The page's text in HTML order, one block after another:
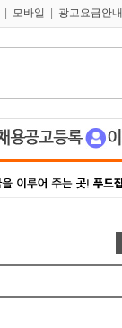
모바일 광고요금안내